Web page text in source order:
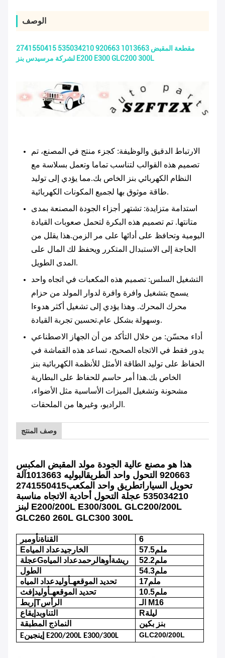
الوصف
2741550415 535034210 920663 1013663 مقطعة المقبض
لشركة مرسيدس بنز E200 E300 GLC200 300L
الارتباط الدقيق والوظيفة: كجزء منتج في المصنع، تم
تصميم هذه القوالب لتناسب تماما وتعمل بسلاسة مع
النظام الكهربائي بنز الخاص بك.مما يؤدي إلى توليد
طاقة موثوق بها لجميع المكونات الكهربائية.
استدامة متزايدة: تشتهر أجزاء الجودة المصنعة بمدى
متانتها. تم تصميم هذه البكرة لتحمل صعوبات القيادة
اليومية وتحافظ على أدائها على مر الزمن.هذا يقلل من
الحاجة إلى الاستبدال المتكرر ويحفظ لك المال على
المدى الطويل.
التشغيل السلس: تصميم هذه المكعبات في اتجاه واحد
يسمح بتشغيل وافرة وافرة لدوار المولد من حزام
محرك المحرك. وهذا يؤدي إلى تشغيل أكثر هدوءا
وسهولة بشكل عام.تحسين تجربة القيادة.
أداء محسّن: من خلال التأكد من أن الجهاز الاصطناعي
يدور فقط في الاتجاه الصحيح، تساعد هذه القماشة في
الحفاظ على توليد الطاقة الأمثل للأنظمة الكهربائية بنز
الخاص بك.هذا أمر حاسم للحفاظ على البطارية
مشحونة وتشغيل الميزات الأساسية مثل الأضواء،
الراديو، وغيرها من الملحقات.
وصف المنتج
هذا هو مصنع عالية الجودة مولد المقبض المكبس
920663 التحول واحد الطريق
البوليه 1013663
آلة
تحويل السياراتطريق واحد المكعب2741550415
535034210 عجلة التحول أحادية الاتجاه مناسبة
لبنز E200/200L E300/300L GLC200/200L
GLC260 260L GLC300 300L
القناةنأومبر
6
E
الخارجيدعداد المياه
57.5ملم
عجلةG ريشة أوهالرحمدعداد المياه
52.2ملم
الطول
54.3ملم
تحديد الموقعهـأوليدعداد المياه
17ملم
تحديد الموقعهـأوليد إفث
10.5ملم
إربطTالرأس
الـ M16
التناوبد إيقاع Rليلة
النماذج المطبقة
بنز بكين
E
إينجين E200/200L E300/300L GLC200/200L